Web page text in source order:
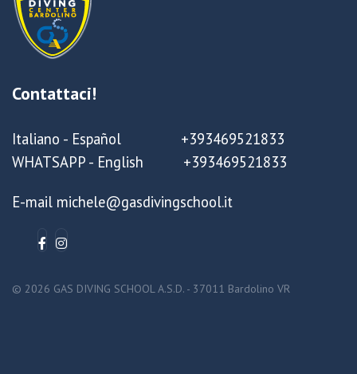
Contattaci!
Italiano - Español +393469521833
WHATSAPP - English +393469521833
E-mail michele@gasdivingschool.it
© 2026 GAS DIVING SCHOOL A.S.D. - 37011 Bardolino VR